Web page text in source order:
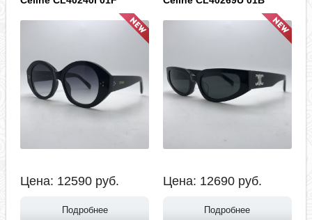
Цена: 12590 руб.
Подробнее
Цена: 12690 руб.
Подробнее